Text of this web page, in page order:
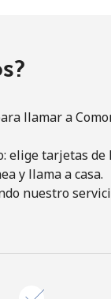
llamar a
elige tarjetas de
y llama a casa.
nuestro